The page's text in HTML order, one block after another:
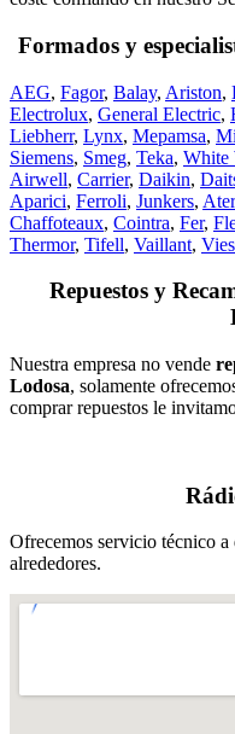
Formados y
AEG, Fagor, Balay, Ariston,
Electrolux, General Electric,
Liebherr, Lynx, Mepamsa,
Siemens, Smeg, Teka, White
Airwell, Carrier, Daikin,
Aparici, Ferroli, Junkers,
Chaffoteaux, Cointra, Fer,
Thermor, Tifell, Vaillant,
Repuestos y
Nuestra empresa no vende
Lodosa, solamente
comprar repuestos le
Ofrecemos servicio técnico
alrededores.